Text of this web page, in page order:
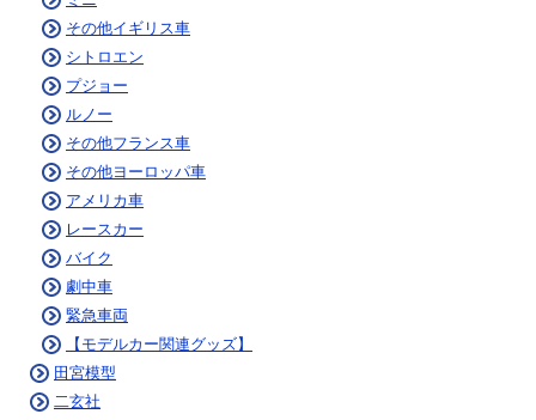
その他イギリス車
シトロエン
プジョー
ルノー
その他フランス車
その他ヨーロッパ車
アメリカ車
レースカー
バイク
劇中車
緊急車両
【モデルカー関連グッズ】
田宮模型
二玄社